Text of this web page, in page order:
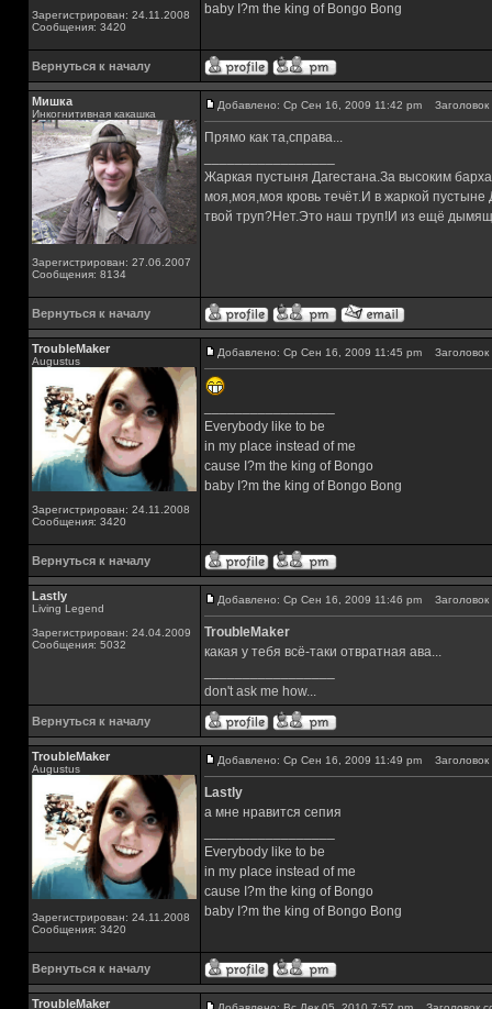
Зарегистрирован: 24.11.2008
Сообщения: 3420
baby I?m the king of Bongo Bong
Вернуться к началу
Мишка
Инкогнитивная какашка
Зарегистрирован: 27.06.2007
Сообщения: 8134
Добавлено: Ср Сен 16, 2009 11:42 pm
Прямо как та,справа...
Жаркая пустыня Дагестана.За высоким
моя,моя,моя кровь течёт.И в жаркой
твой труп?Нет.Это наш труп!И из ещё
Вернуться к началу
TroubleMaker
Augustus
Зарегистрирован: 24.11.2008
Сообщения: 3420
Добавлено: Ср Сен 16, 2009 11:45 pm
Everybody like to be
in my place instead of me
cause I?m the king of Bongo
baby I?m the king of Bongo Bong
Вернуться к началу
Lastly
Living Legend
Зарегистрирован: 24.04.2009
Сообщения: 5032
Добавлено: Ср Сен 16, 2009 11:46 pm
TroubleMaker
какая у тебя всё-таки отвратная ава...
don't ask me how...
Вернуться к началу
TroubleMaker
Augustus
Зарегистрирован: 24.11.2008
Сообщения: 3420
Добавлено: Ср Сен 16, 2009 11:49 pm
Lastly
а мне нравится сепия
Everybody like to be
in my place instead of me
cause I?m the king of Bongo
baby I?m the king of Bongo Bong
Вернуться к началу
TroubleMaker